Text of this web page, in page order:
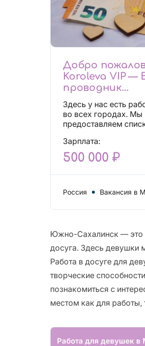
Добро
Koroleva VIP —
проводник
вакансий!
Здесь у нас есть
во всех городах. Мы
предоставляем
Зарплата:
500 000 ₽
Россия Вакансия в
Южно-Сахалинск — это
досуга. Здесь девушки
Работа в досуге для
творческие
познакомиться с
местом как для работы,
Работа для девушек в